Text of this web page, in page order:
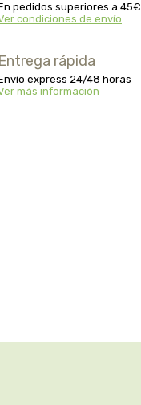
pedidos superiores a 45€
condiciones de envío
Entrega rápida
express 24/48 horas
más información